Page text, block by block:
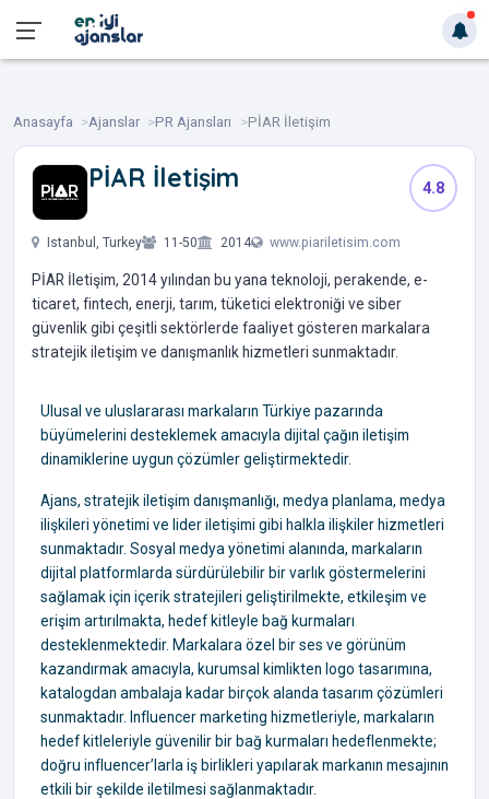
Anasayfa Ajanslar PR Ajansları PİAR İletişim
PİAR İletişim 4.8
Istanbul, Turkey 11-50 2014 www.piariletisim.com
PİAR İletişim, 2014 yılından bu yana teknoloji, perakende, e-
ticaret, fintech, enerji, tarım, tüketici elektroniği ve siber
güvenlik gibi çeşitli sektörlerde faaliyet gösteren markalara
stratejik iletişim ve danışmanlık hizmetleri sunmaktadır.
Ulusal ve uluslararası markaların Türkiye pazarında
büyümelerini desteklemek amacıyla dijital çağın iletişim
dinamiklerine uygun çözümler geliştirmektedir.
Ajans, stratejik iletişim danışmanlığı, medya planlama, medya
ilişkileri yönetimi ve lider iletişimi gibi halkla ilişkiler hizmetleri
sunmaktadır. Sosyal medya yönetimi alanında, markaların
dijital platformlarda sürdürülebilir bir varlık göstermelerini
sağlamak için içerik stratejileri geliştirilmekte, etkileşim ve
erişim artırılmakta, hedef kitleyle bağ kurmaları
desteklenmektedir. Markalara özel bir ses ve görünüm
kazandırmak amacıyla, kurumsal kimlikten logo tasarımına,
katalogdan ambalaja kadar birçok alanda tasarım çözümleri
sunmaktadır. Influencer marketing hizmetleriyle, markaların
hedef kitleleriyle güvenilir bir bağ kurmaları hedeflenmekte;
doğru influencer’larla iş birlikleri yapılarak markanın mesajının
etkili bir şekilde iletilmesi sağlanmaktadır.